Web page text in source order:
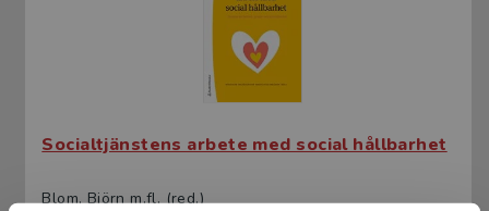
Socialtjänstens arbete med social hållbarhet
Blom, Björn m.fl. (red.)